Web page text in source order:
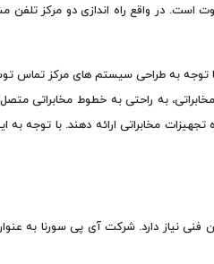
است. در واقع راه اندازی دو مرکز
با توجه به طراحی سیستم های مرکز
به راحتی به خطوط مخابراتی
مخابراتی ارائه دهند. با توجه
نیاز دارد. شرکت آی پی سورنا به